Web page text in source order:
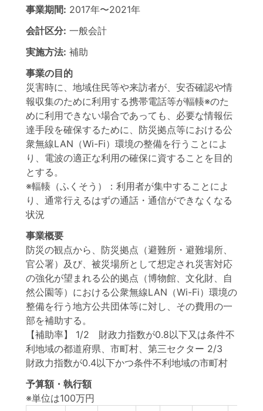
事業期間: 2017年〜2021年
会計区分: 一般会計
実施方法: 補助
事業の目的
災害時に、地域住民等や来訪者が、安否確認や情
報収集のために利用する携帯電話等が輻輳※のた
めに利用できない場合であっても、必要な情報伝
達手段を確保するために、防災拠点等における公
衆無線LAN（Wi-Fi）環境の整備を行うことによ
り、電波の適正な利用の確保に資することを目的
とする。
※輻輳（ふくそう）：利用者が集中することによ
り、通常行えるはずの通話・通信ができなくなる
状況
事業概要
防災の観点から、防災拠点（避難所・避難場所、
官公署）及び、被災場所として想定され災害対応
の強化が望まれる公的拠点（博物館、文化財、自
然公園等）における公衆無線LAN（Wi-Fi）環境の
整備を行う地方公共団体等に対し、その費用の一
部を補助する。
【補助率】 1/2 財政力指数が0.8以下又は条件不
利地域の都道府県、市町村、第三セクター 2/3
財政力指数が0.4以下かつ条件不利地域の市町村
予算額・執行額
※単位は100万円